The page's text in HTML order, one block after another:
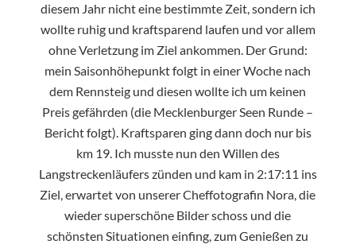
diesem Jahr nicht eine bestimmte Zeit, sondern ich
wollte ruhig und kraftsparend laufen und vor allem
ohne Verletzung im Ziel ankommen. Der Grund:
mein Saisonhöhepunkt folgt in einer Woche nach
dem Rennsteig und diesen wollte ich um keinen
Preis gefährden (die Mecklenburger Seen Runde –
Bericht folgt). Kraftsparen ging dann doch nur bis
km 19. Ich musste nun den Willen des
Langstreckenläufers zünden und kam in 2:17:11 ins
Ziel, erwartet von unserer Cheffotografin Nora, die
wieder superschöne Bilder schoss und die
schönsten Situationen einfing, zum Genießen zu